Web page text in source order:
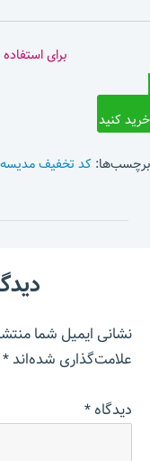
برای
خرید کنید
برچسب‌ها: کد تخفیف مدیسه
نشانی ایمیل شما
علامت‌گذاری شده‌اند*
دیدگاه*